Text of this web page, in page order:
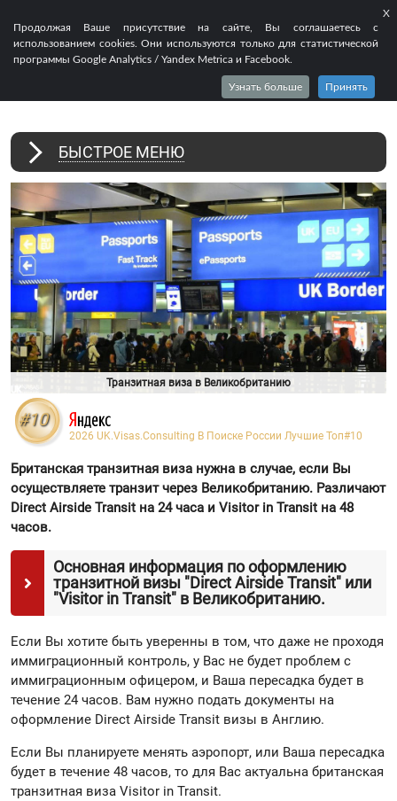
X
Продолжая Ваше присутствие на сайте, Вы соглашаетесь с
использованием cookies. Они используются только для статистической
программы Google Analytics / Yandex Metrica и Facebook.
Узнать больше Принять
ТРАНЗИТНАЯ ВИЗА В
В 2026
БЫСТРОЕ МЕНЮ
Британская транзитная виза нужна в случае, если Вы
осуществляете транзит через Великобританию. Различают
Direct Airside Transit на 24 часа и Visitor in Transit на 48
часов.
Основная информация по оформлению
транзитной визы "Direct Airside Transit" или
"Visitor in Transit" в Великобританию.
Если Вы хотите быть уверенны в том, что даже не проходя
иммиграционный контроль, у Вас не будет проблем с
иммиграционным офицером, и Ваша пересадка будет в
течение 24 часов. Вам нужно подать документы на
оформление Direct Airside Transit визы в Англию.
Если Вы планируете менять аэропорт, или Ваша пересадка
будет в течение 48 часов, то для Вас актуальна британская
транзитная виза Visitor in Transit.
#10
2026 UK.Visas.Consulting В Поиске России Лучшие Топ#10
Транзитная виза в Великобританию